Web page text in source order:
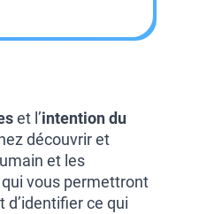
et l’intention du
découvrir et
et les
vous permettront
ce qui